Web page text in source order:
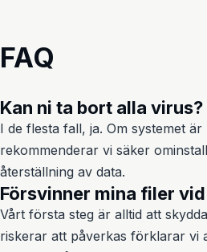
FAQ
Kan ni ta bort alla virus?
I de flesta fall, ja. Om systemet
rekommenderar vi säker
återställning av data.
Försvinner mina filer
Vårt första steg är alltid att
riskerar att påverkas förklarar vi